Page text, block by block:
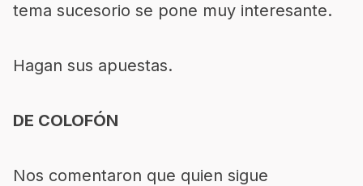
tema sucesorio se pone muy interesante.
Hagan sus apuestas.
DE COLOFÓN
Nos comentaron que quien sigue